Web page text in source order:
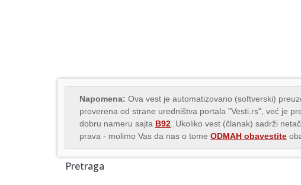
Napomena: Ova vest je automatizovano (softverski)
proverena od strane uredništva portala "Vesti.rs", već je
dobru nameru sajta B92 . Ukoliko vest (članak) sadrži
prava - molimo Vas da nas o tome ODMAH obavestite
Pretraga